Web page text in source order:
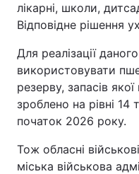
лікарні, школи,
Відповідне рішення
Для реалізації
використовувати
резерву, запасів якої
зроблено на рівні
початок 2026 року.
Тож обласні
міська військова